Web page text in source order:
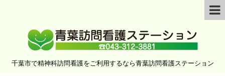
千葉市で精神科訪問看護をご利用するなら青葉訪問看護ステーション